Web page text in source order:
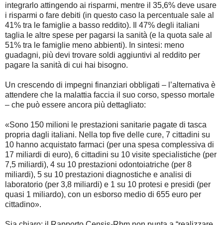
integrarlo attingendo ai risparmi, mentre il 35,6% deve usare
i risparmi o fare debiti (in questo caso la percentuale sale al
41% tra le famiglie a basso reddito). Il 47% degli italiani
taglia le altre spese per pagarsi la sanità (e la quota sale al
51% tra le famiglie meno abbienti). In sintesi: meno
guadagni, più devi trovare soldi aggiuntivi al reddito per
pagare la sanità di cui hai bisogno.
Un crescendo di impegni finanziari obbligati – l’alternativa è
attendere che la malattia faccia il suo corso, spesso mortale
– che può essere ancora più dettagliato:
«Sono 150 milioni le prestazioni sanitarie pagate di tasca
propria dagli italiani. Nella top five delle cure, 7 cittadini su
10 hanno acquistato farmaci (per una spesa complessiva di
17 miliardi di euro), 6 cittadini su 10 visite specialistiche (per
7,5 miliardi), 4 su 10 prestazioni odontoiatriche (per 8
miliardi), 5 su 10 prestazioni diagnostiche e analisi di
laboratorio (per 3,8 miliardi) e 1 su 10 protesi e presidi (per
quasi 1 miliardo), con un esborso medio di 655 euro per
cittadino».